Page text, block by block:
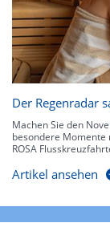
Der Regenradar
Machen Sie den
besondere Momente
ROSA
Artikel ansehen